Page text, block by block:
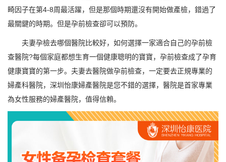
畸因子在第4-8周最活躍，但是那個時期還沒有開始做產檢，錯過了
最關鍵的時期。但是孕前檢查卻可以預防。
夫妻孕檢去哪個醫院比較好，如何選擇一家適合自己的孕前檢
查醫院?每個家庭都想生育一個健康聰明的寶寶，孕前檢查成了孕育
健康寶寶的第一步。夫妻去醫院做孕前檢查，一定要去正規專業的
婦產科醫院，深圳怡康婦產醫院是您不錯的選擇，醫院是首家專業
為女性服務的婦產醫院，值得信賴。